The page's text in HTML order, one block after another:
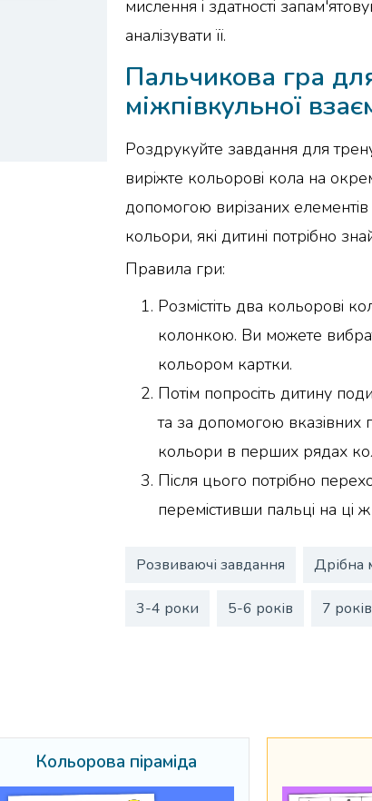
мислення і здатності
аналізувати її.
Пальчикова гра
міжпівкульної
Роздрукуйте завдання для
виріжте кольорові кола на
допомогою вирізаних
кольори, які дитині потрібно
Правила гри:
Розмістіть два кольорові
колонкою. Ви можете
кольором картки.
Потім попросіть дитину
та за допомогою вказівних
кольори в перших рядах
Після цього потрібно
перемістивши пальці на ці
Розвиваючі завдання Дрібна
3-4 роки 5-6 років 7 років
Кольорова піраміда